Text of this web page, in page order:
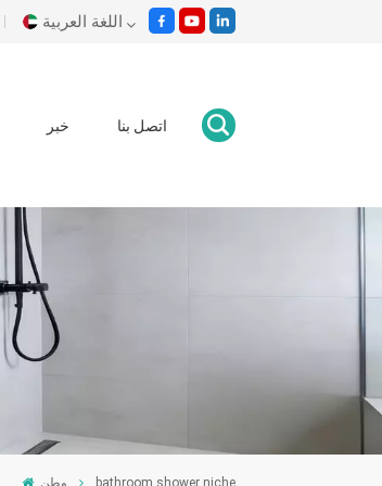
اللغة العربية
خبر اتصل بنا
وطن bathroom shower niche